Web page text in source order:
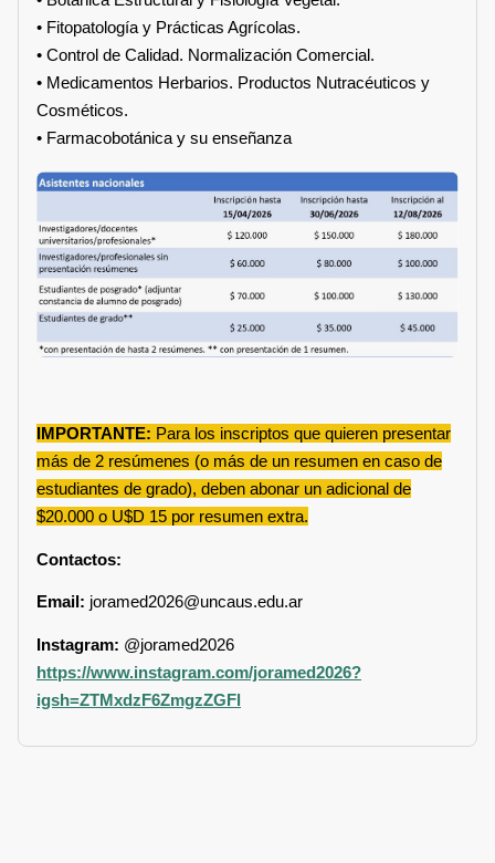
• Fitopatología y Prácticas Agrícolas.
• Control de Calidad. Normalización Comercial.
• Medicamentos Herbarios. Productos Nutracéuticos y
Cosméticos.
• Farmacobotánica y su enseñanza
IMPORTANTE: Para los inscriptos que quieren presentar
más de 2 resúmenes (o más de un resumen en caso de
estudiantes de grado), deben abonar un adicional de
$20.000 o U$D 15 por resumen extra.
Contactos:
Email: joramed2026@uncaus.edu.ar
Instagram: @joramed2026
https://www.instagram.com/joramed2026?
igsh=ZTMxdzF6ZmgzZGFl